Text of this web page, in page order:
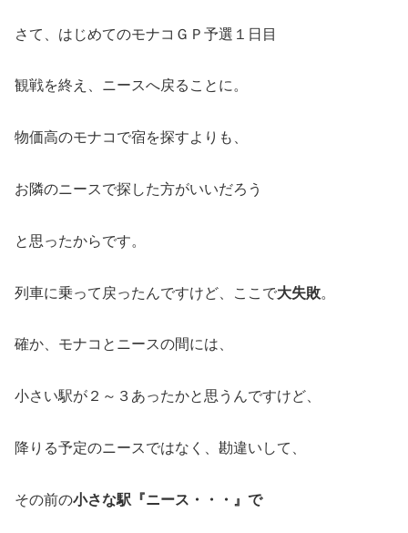
さて、はじめてのモナコＧＰ予選１日目
観戦を終え、ニースへ戻ることに。
物価高のモナコで宿を探すよりも、
お隣のニースで探した方がいいだろう
と思ったからです。
列車に乗って戻ったんですけど、ここで大失敗。
確か、モナコとニースの間には、
小さい駅が２～３あったかと思うんですけど、
降りる予定のニースではなく、勘違いして、
その前の小さな駅『ニース・・・』で